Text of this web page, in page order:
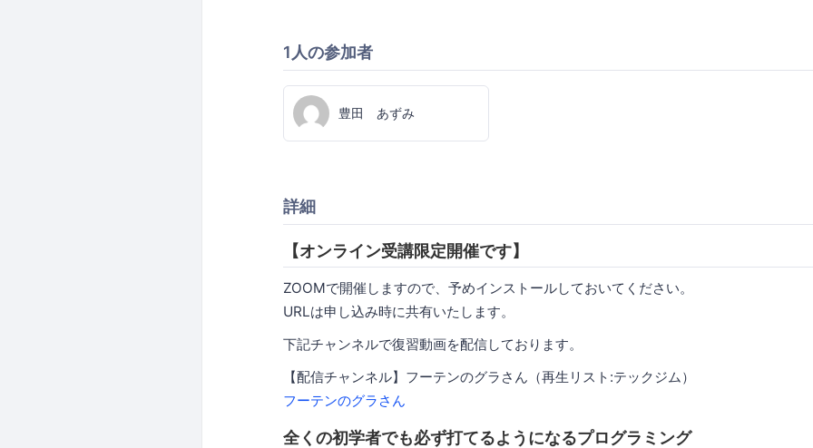
1人の参加者
豊田 あずみ
詳細
【オンライン受講限定開催です】
ZOOMで開催しますので、予めインストールしておいてください。
URLは申し込み時に共有いたします。
下記チャンネルで復習動画を配信しております。
【配信チャンネル】フーテンのグラさん（再生リスト:テックジム）
フーテンのグラさん
全くの初学者でも必ず打てるようになるプログラミング